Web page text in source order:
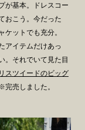
が基本。ドレスコー
おこう。今だった
ケットでも充分。
アイテムだけあっ
。それでいて見た目
スツイードのビッグ
売しました。